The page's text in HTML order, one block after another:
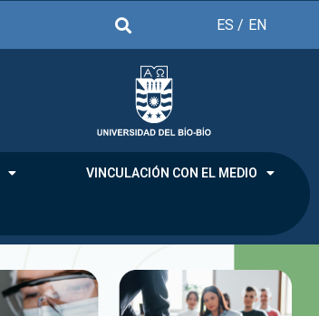
ES / EN
VINCULACIÓN CON EL MEDIO